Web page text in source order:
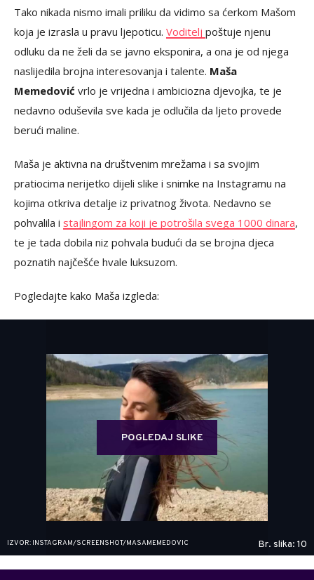
Tako nikada nismo imali priliku da vidimo sa ćerkom Mašom
koja je izrasla u pravu ljepoticu. Voditelj poštuje njenu
odluku da ne želi da se javno eksponira, a ona je od njega
naslijedila brojna interesovanja i talente. Maša
Memedović vrlo je vrijedna i ambiciozna djevojka, te je
nedavno oduševila sve kada je odlučila da ljeto provede
berući maline.
Maša je aktivna na društvenim mrežama i sa svojim
pratiocima nerijetko dijeli slike i snimke na Instagramu na
kojima otkriva detalje iz privatnog života. Nedavno se
pohvalila i stajlingom za koji je potrošila svega 1000 dinara,
te je tada dobila niz pohvala budući da se brojna djeca
poznatih najčešće hvale luksuzom.
Pogledajte kako Maša izgleda:
POGLEDAJ SLIKE
IZVOR: INSTAGRAM/SCREENSHOT/MASAMEMEDOVIC Br. slika: 10